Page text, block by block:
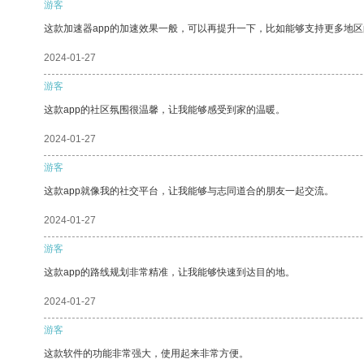
游客
这款加速器app的加速效果一般，可以再提升一下，比如能够支持更多地区
2024-01-27
游客
这款app的社区氛围很温馨，让我能够感受到家的温暖。
2024-01-27
游客
这款app就像我的社交平台，让我能够与志同道合的朋友一起交流。
2024-01-27
游客
这款app的路线规划非常精准，让我能够快速到达目的地。
2024-01-27
游客
这款软件的功能非常强大，使用起来非常方便。